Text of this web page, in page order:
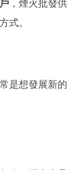
，煙火批發供
式。
是想發展新的